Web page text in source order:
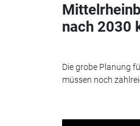
nach 2030
Die grobe Planung
müssen noch